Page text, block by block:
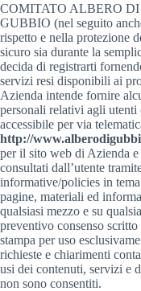
COMITATO ALBERO
GUBBIO (nel seguito
rispetto e nella protezione
sicuro sia durante la
decida di registrarti
servizi resi disponibili ai
Azienda intende fornire
personali relativi agli
accessibile per via
http://
per il sito web di Azienda
consultati dall’utente
informative/policies in
pagine, materiali ed
qualsiasi mezzo e su
preventivo consenso
stampa per uso
richieste e chiarimenti
usi dei contenuti, servizi e
non sono consentiti.